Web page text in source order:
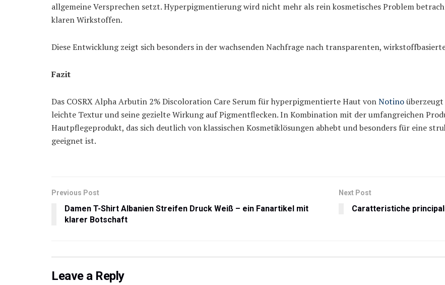
allgemeine Versprechen setzt. Hyperpigmentierung wird nicht mehr als rein kosmetisches Problem
klaren Wirkstoffen.
Diese Entwicklung zeigt sich besonders in der wachsenden Nachfrage nach transparenten,
Fazit
Das COSRX Alpha Arbutin 2% Discoloration Care Serum für hyperpigmentierte Haut vonNotino
leichte Textur und seine gezielte Wirkung auf Pigmentflecken. In Kombination mit der umfangreichen
Hautpflegeprodukt, das sich deutlich von klassischen Kosmetiklösungen abhebt und besonders für eine
geeignet ist.
Previous Post
Damen T-Shirt Albanien Streifen Druck Weiß – ein Fanartikel mit
klarer Botschaft
Next Post
Caratteristiche
Leave a Reply